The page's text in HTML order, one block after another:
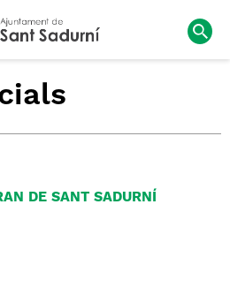
DE SANT SADURNÍ